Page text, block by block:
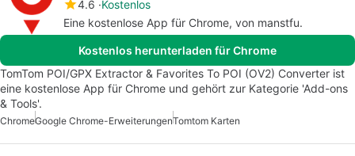
4.6 Kostenlos
Eine kostenlose App für Chrome, von manstfu.
Kostenlos herunterladen für Chrome
TomTom POI/GPX Extractor & Favorites To POI (OV2) Converter ist
eine kostenlose App für Chrome und gehört zur Kategorie 'Add-ons
& Tools'.
ChromeGoogle Chrome-ErweiterungenTomtom Karten